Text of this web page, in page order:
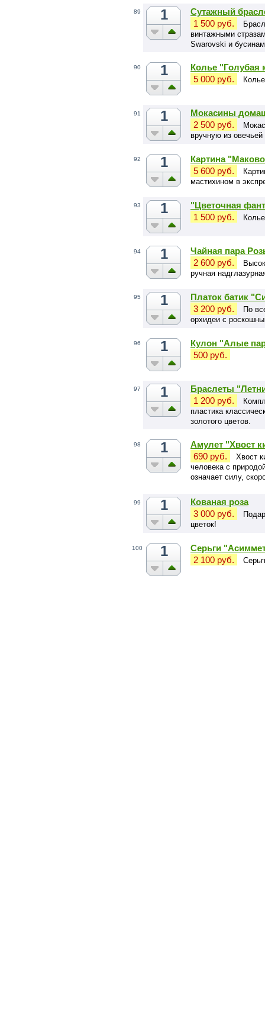
89 1
Сутажный
1 500 руб.
винтажными
Swarovski и
90 1
Колье "Голубая
5 000 руб.
91 1
Мокасины
2 500 руб.
вручную из
92 1
Картина
5 600 руб.
мастихином в
93 1
"Цветочная
1 500 руб.
94 1
Чайная пара
2 600 руб.
ручная
95 1
Платок батик
3 200 руб.
По
орхидеи с
96 1
Кулон "Алые
500 руб.
97 1
Браслеты
1 200 руб.
пластика
золотого цветов.
98 1
Амулет "Хвост
690 руб.
Хвост
человека с
означает силу,
99 1
Кованая роза
3 000 руб.
цветок!
100 1
Серьги
2 100 руб.